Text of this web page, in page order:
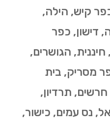
קיש, הילה,
דישון, כפר
הגושרים,
מסריק, בית
תרדיון,
נס עמים, כישור,